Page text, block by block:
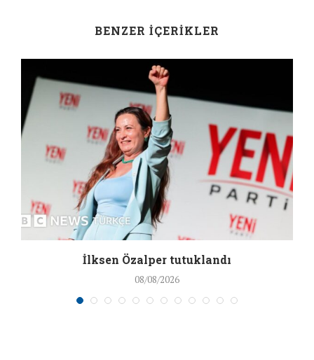
BENZER İÇERIKLER
İlksen Özalper tutuklandı
08/08/2026